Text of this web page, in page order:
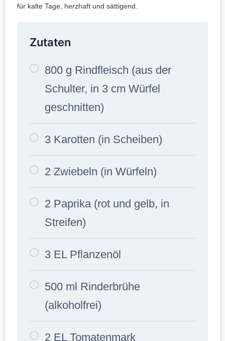
für kalte Tage, herzhaft und sättigend.
Zutaten
800 g Rindfleisch (aus der
Schulter, in 3 cm Würfel
geschnitten)
3 Karotten (in Scheiben)
2 Zwiebeln (in Würfeln)
2 Paprika (rot und gelb, in
Streifen)
3 EL Pflanzenöl
500 ml Rinderbrühe
(alkoholfrei)
2 EL Tomatenmark